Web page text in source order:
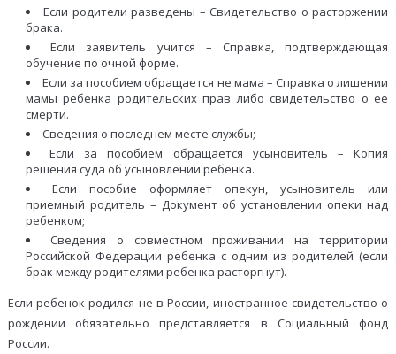
Если родители разведены – Свидетельство о расторжении
брака.
Если заявитель учится – Справка, подтверждающая
обучение по очной форме.
Если за пособием обращается не мама – Справка о лишении
мамы ребенка родительских прав либо свидетельство о ее
смерти.
Сведения о последнем месте службы;
Если за пособием обращается усыновитель – Копия
решения суда об усыновлении ребенка.
Если пособие оформляет опекун, усыновитель или
приемный родитель – Документ об установлении опеки над
ребенком;
Сведения о совместном проживании на территории
Российской Федерации ребенка с одним из родителей (если
брак между родителями ребенка расторгнут).
Если ребенок родился не в России, иностранное свидетельство о
рождении обязательно представляется в Социальный фонд
России.